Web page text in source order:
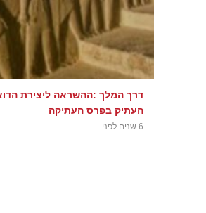
דרך המלך :ההשראה ליצירת
העתיק בפרס העתיקה
6 שנים לפני